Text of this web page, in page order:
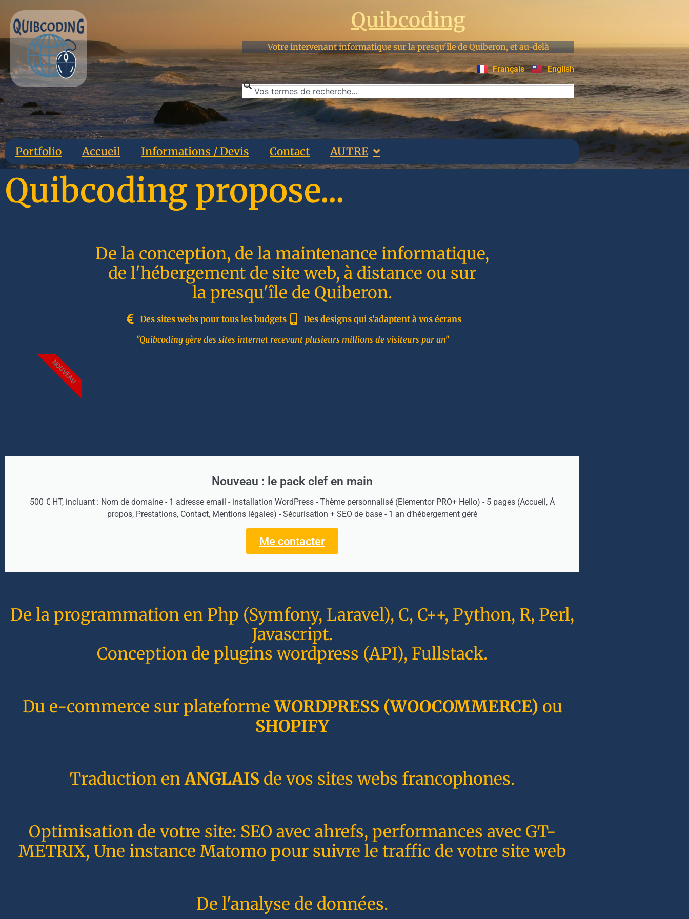
Quibcoding
Votre intervenant informatique sur la presqu'île de Quiberon, et au-delà
Français English
Portfolio Accueil Informations / Devis Contact AUTRE
Quibcoding propose...
De la conception, de la maintenance informatique,
de l'hébergement de site web, à distance ou sur
la presqu'île de Quiberon.
Des sites webs pour tous les budgets
Des designs qui s'adaptent à vos écrans
"Quibcoding gère des sites internet recevant plusieurs millions de visiteurs par an"
Nouveau : le pack clef en main
500 € HT, incluant : Nom de domaine - 1 adresse email - installation WordPress - Thème personnalisé (Elementor PRO+ Hello) - 5 pages (Accueil, À
propos, Prestations, Contact, Mentions légales) - Sécurisation + SEO de base - 1 an d’hébergement géré
Me contacter
NOUVEAU
De la programmation en Php (Symfony, Laravel), C, C++, Python, R, Perl,
Javascript.
Conception de plugins wordpress (API), Fullstack.
Du e-commerce sur plateformeWORDPRESS (WOOCOMMERCE) ou
SHOPIFY
Traduction enANGLAIS de vos sites webs francophones.
Optimisation de votre site: SEO avec ahrefs, performances avec GT-
METRIX, Une instance Matomo pour suivre le traffic de votre site web
De l'analyse de données.